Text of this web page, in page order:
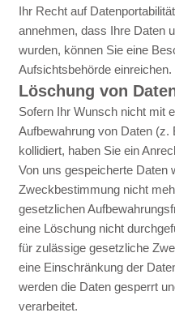
Ihr Recht auf
annehmen, dass Ihre Daten
wurden, können Sie eine
Aufsichtsbehörde einreichen.
Löschung von
Sofern Ihr Wunsch nicht mit
Aufbewahrung von Daten (z.
kollidiert, haben Sie ein
Von uns gespeicherte Daten
Zweckbestimmung nicht
gesetzlichen
eine Löschung nicht
für zulässige gesetzliche
eine Einschränkung der
werden die Daten gesperrt
verarbeitet.